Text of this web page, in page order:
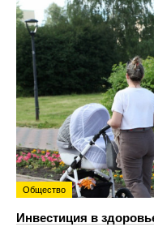
Общество
Инвестиция в